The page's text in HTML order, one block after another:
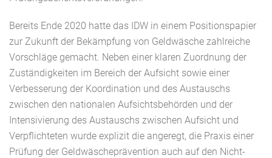
Bereits Ende 2020 hatte das IDW in einem Positionspapier
zur Zukunft der Bekämpfung von Geldwäsche zahlreiche
Vorschläge gemacht. Neben einer klaren Zuordnung der
Zuständigkeiten im Bereich der Aufsicht sowie einer
Verbesserung der Koordination und des Austauschs
zwischen den nationalen Aufsichtsbehörden und der
Intensivierung des Austauschs zwischen Aufsicht und
Verpflichteten wurde explizit die angeregt, die Praxis einer
Prüfung der Geldwäscheprävention auch auf den Nicht-